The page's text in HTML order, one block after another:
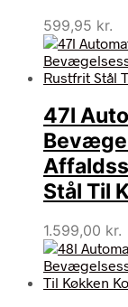
599,95 kr.
47l
Stål Til
1.599,00 kr.